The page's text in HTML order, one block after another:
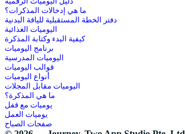
ما هي إدخالات المذكرات؟
دفتر الخطة المستقبلية للياقة البدنية
اليوميات الغذائية
كيفية البدء وكتابة المذكرة
برنامج اليوميات
اليوميات المدرسية
قوالب اليوميات
أنواع اليوميات
اليوميات مقابل المجلات
ما هي المذكرة؟
يوميات مع قفل
يوميات العمل
صفحات الصباح